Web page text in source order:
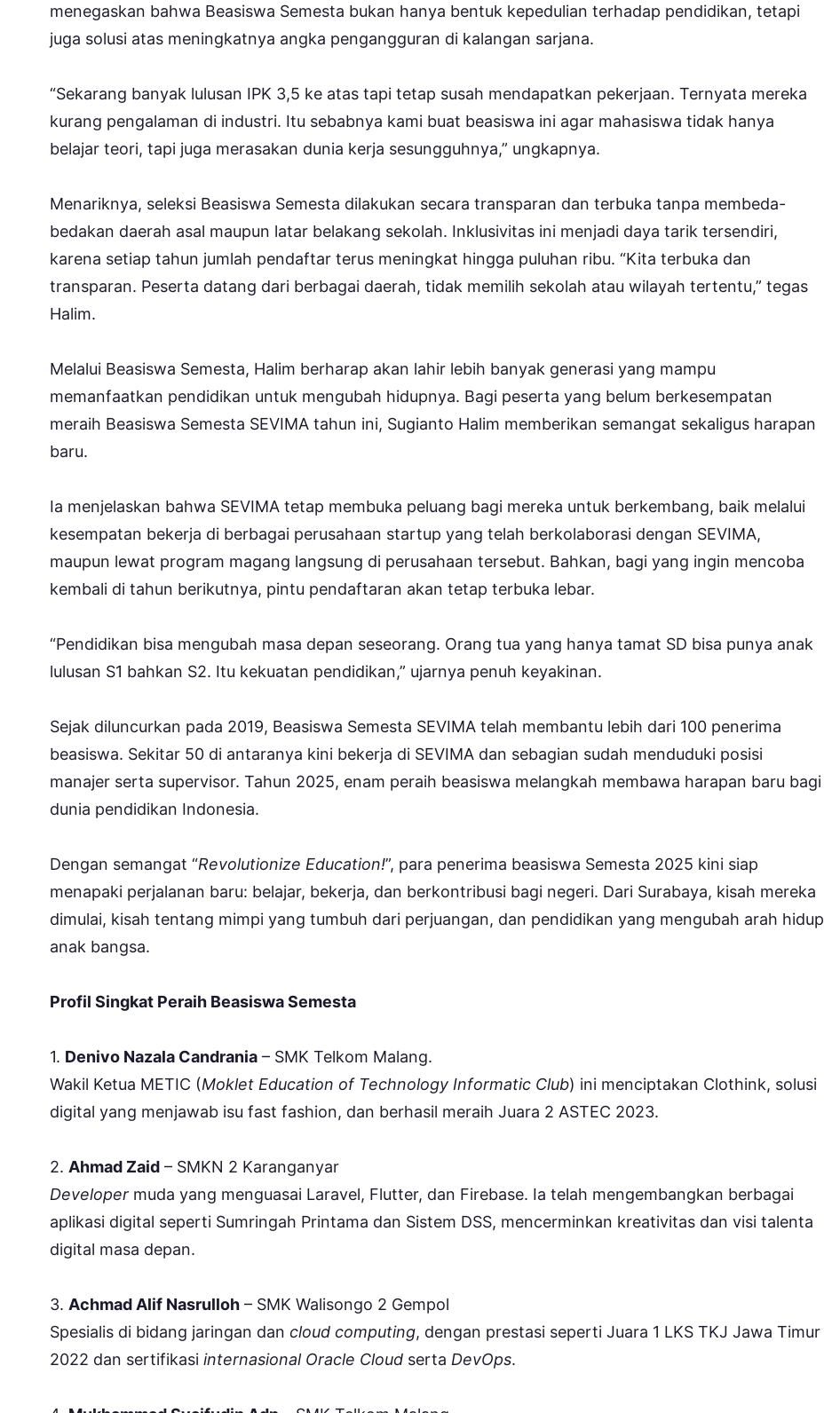
menegaskan bahwa Beasiswa Semesta bukan hanya bentuk kepedulian terhadap pendidikan, tetapi
juga solusi atas meningkatnya angka pengangguran di kalangan sarjana.
“Sekarang banyak lulusan IPK 3,5 ke atas tapi tetap susah mendapatkan pekerjaan. Ternyata mereka
kurang pengalaman di industri. Itu sebabnya kami buat beasiswa ini agar mahasiswa tidak hanya
belajar teori, tapi juga merasakan dunia kerja sesungguhnya,” ungkapnya.
Menariknya, seleksi Beasiswa Semesta dilakukan secara transparan dan terbuka tanpa membeda-
bedakan daerah asal maupun latar belakang sekolah. Inklusivitas ini menjadi daya tarik tersendiri,
karena setiap tahun jumlah pendaftar terus meningkat hingga puluhan ribu. “Kita terbuka dan
transparan. Peserta datang dari berbagai daerah, tidak memilih sekolah atau wilayah tertentu,” tegas
Halim.
Melalui Beasiswa Semesta, Halim berharap akan lahir lebih banyak generasi yang mampu
memanfaatkan pendidikan untuk mengubah hidupnya. Bagi peserta yang belum berkesempatan
meraih Beasiswa Semesta SEVIMA tahun ini, Sugianto Halim memberikan semangat sekaligus harapan
baru.
Ia menjelaskan bahwa SEVIMA tetap membuka peluang bagi mereka untuk berkembang, baik melalui
kesempatan bekerja di berbagai perusahaan startup yang telah berkolaborasi dengan SEVIMA,
maupun lewat program magang langsung di perusahaan tersebut. Bahkan, bagi yang ingin mencoba
kembali di tahun berikutnya, pintu pendaftaran akan tetap terbuka lebar.
“Pendidikan bisa mengubah masa depan seseorang. Orang tua yang hanya tamat SD bisa punya anak
lulusan S1 bahkan S2. Itu kekuatan pendidikan,” ujarnya penuh keyakinan.
Sejak diluncurkan pada 2019, Beasiswa Semesta SEVIMA telah membantu lebih dari 100 penerima
beasiswa. Sekitar 50 di antaranya kini bekerja di SEVIMA dan sebagian sudah menduduki posisi
manajer serta supervisor. Tahun 2025, enam peraih beasiswa melangkah membawa harapan baru bagi
dunia pendidikan Indonesia.
Dengan semangat “Revolutionize Education!”, para penerima beasiswa Semesta 2025 kini siap
menapaki perjalanan baru: belajar, bekerja, dan berkontribusi bagi negeri. Dari Surabaya, kisah mereka
dimulai, kisah tentang mimpi yang tumbuh dari perjuangan, dan pendidikan yang mengubah arah hidup
anak bangsa.
Profil Singkat Peraih Beasiswa Semesta
1. Denivo Nazala Candrania – SMK Telkom Malang.
Wakil Ketua METIC (Moklet Education of Technology Informatic Club) ini menciptakan Clothink, solusi
digital yang menjawab isu fast fashion, dan berhasil meraih Juara 2 ASTEC 2023.
2. Ahmad Zaid – SMKN 2 Karanganyar
Developer muda yang menguasai Laravel, Flutter, dan Firebase. Ia telah mengembangkan berbagai
aplikasi digital seperti Sumringah Printama dan Sistem DSS, mencerminkan kreativitas dan visi talenta
digital masa depan.
3. Achmad Alif Nasrulloh – SMK Walisongo 2 Gempol
Spesialis di bidang jaringan dan cloud computing, dengan prestasi seperti Juara 1 LKS TKJ Jawa Timur
2022 dan sertifikasi internasional Oracle Cloud serta DevOps.